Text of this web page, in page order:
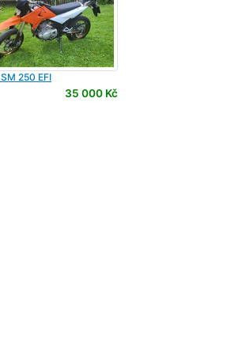
SM 250 EFI
35 000 Kč